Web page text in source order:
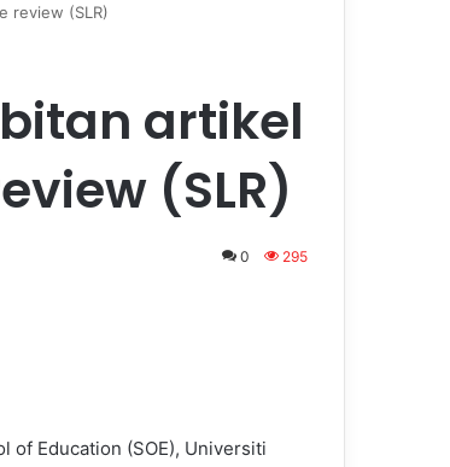
review (SLR)
artikel
(SLR)
0 295
of Education (SOE), Universiti